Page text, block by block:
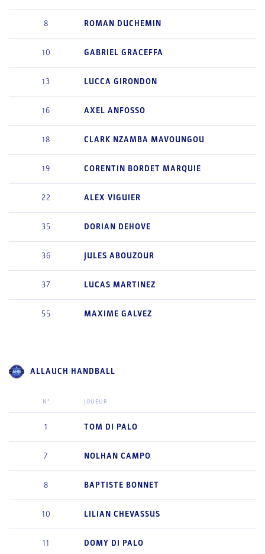
8 ROMAN DUCHEMIN
10 GABRIEL GRACEFFA
13 LUCCA GIRONDON
16 AXEL ANFOSSO
18 CLARK NZAMBA MAVOUNGOU
19 CORENTIN BORDET MARQUIE
22 ALEX VIGUIER
35 DORIAN DEHOVE
36 JULES ABOUZOUR
37 LUCAS MARTINEZ
55 MAXIME GALVEZ
ALLAUCH HANDBALL
N° JOUEUR
1 TOM DI PALO
7 NOLHAN CAMPO
8 BAPTISTE BONNET
10 LILIAN CHEVASSUS
11 DOMY DI PALO